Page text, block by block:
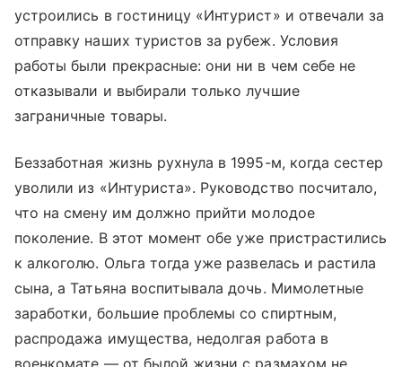
устроились в гостиницу «Интурист» и отвечали за
отправку наших туристов за рубеж. Условия
работы были прекрасные: они ни в чем себе не
отказывали и выбирали только лучшие
заграничные товары.
Беззаботная жизнь рухнула в 1995-м, когда сестер
уволили из «Интуриста». Руководство посчитало,
что на смену им должно прийти молодое
поколение. В этот момент обе уже пристрастились
к алкоголю. Ольга тогда уже развелась и растила
сына, а Татьяна воспитывала дочь. Мимолетные
заработки, большие проблемы со спиртным,
распродажа имущества, недолгая работа в
военкомате — от былой жизни с размахом не